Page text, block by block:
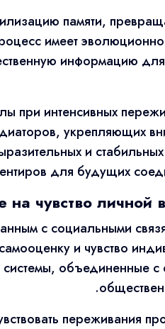
памяти,
имеет
информацию
при интенсивных
укрепляющих
и стабильных
для будущих
чувство личной
с социальными
и чувство
объединенные с
переживания